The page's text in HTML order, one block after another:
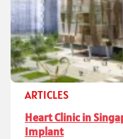
ARTICLES
Heart Clinic in
Implant